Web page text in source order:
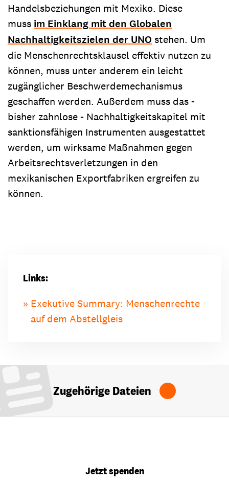
Handelsbeziehungen mit Mexiko. Diese
muss im Einklang mit den Globalen
Nachhaltigkeitszielen der UNO stehen. Um
die Menschenrechtsklausel effektiv nutzen zu
können, muss unter anderem ein leicht
zugänglicher Beschwerdemechanismus
geschaffen werden. Außerdem muss das -
bisher zahnlose - Nachhaltigkeitskapitel mit
sanktionsfähigen Instrumenten ausgestattet
werden, um wirksame Maßnahmen gegen
Arbeitsrechtsverletzungen in den
mexikanischen Exportfabriken ergreifen zu
können.
Links:
Exekutive Summary: Menschenrechte
auf dem Abstellgleis
Zugehörige Dateien
Jetzt spenden